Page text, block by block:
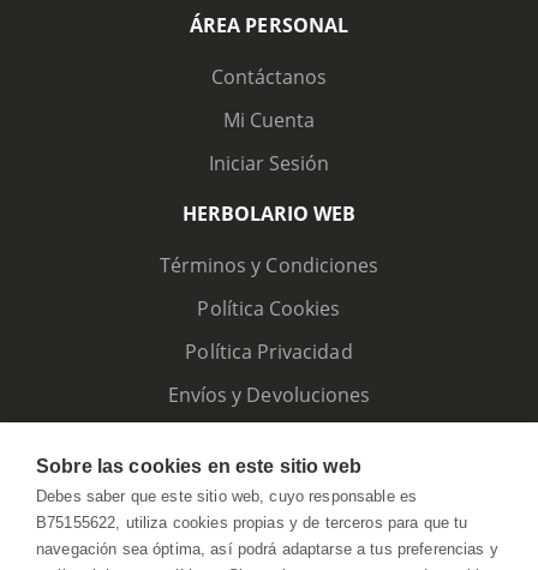
ÁREA PERSONAL
Contáctanos
Mi Cuenta
Iniciar Sesión
HERBOLARIO WEB
Términos y Condiciones
Política Cookies
Política Privacidad
Envíos y Devoluciones
Sobre las cookies en este sitio web
Debes saber que este sitio web, cuyo responsable es
B75155622, utiliza cookies propias y de terceros para que tu
navegación sea óptima, así podrá adaptarse a tus preferencias y